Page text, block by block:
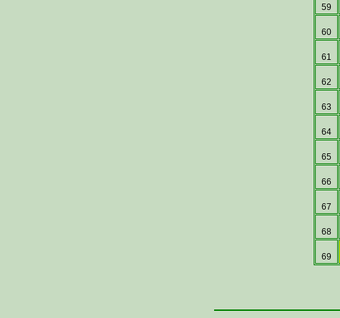
59
60
61
62
63
64
65
66
67
68
69